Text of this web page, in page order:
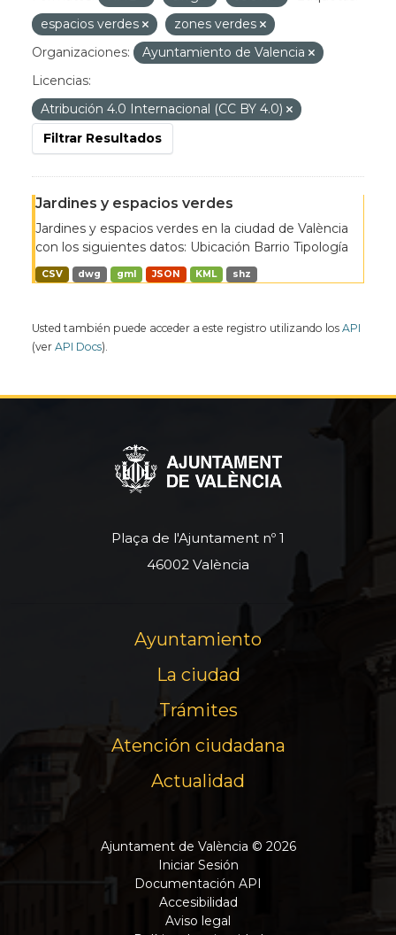
espacios verdes
zones verdes
Organizaciones:
Ayuntamiento de Valencia
Licencias:
Atribución 4.0 Internacional (CC BY 4.0)
Filtrar Resultados
Jardines y espacios verdes
Jardines y espacios verdes en la ciudad de València
con los siguientes datos: Ubicación Barrio Tipología
CSV dwg gml JSON KML shz
Usted también puede acceder a este registro utilizando los API
(ver API Docs).
Plaça de l'Ajuntament nº 1
46002 València
Ayuntamiento
La ciudad
Trámites
Atención ciudadana
Actualidad
Ajuntament de València © 2026
Iniciar Sesión
Documentación API
Accesibilidad
Aviso legal